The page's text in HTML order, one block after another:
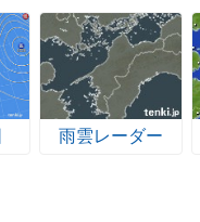
雨雲レーダー